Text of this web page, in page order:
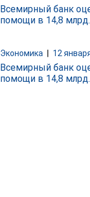
Всемирный банк
помощи в 14,8
Экономика 12
Всемирный банк
помощи в 14,8